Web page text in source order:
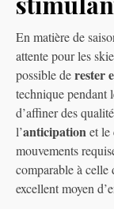
En matière de
attente pour les
possible derester
technique pendant
d’affiner des
l’anticipationet le
mouvements
comparable à celle
excellent moyen